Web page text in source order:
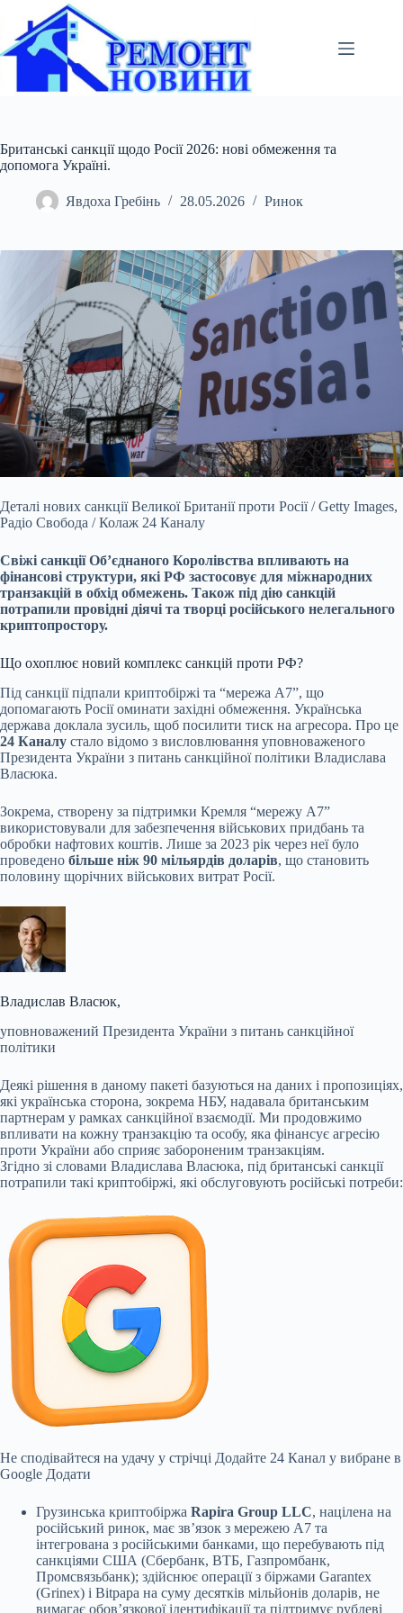
вмісту
Британські санкції щодо Росії 2026: нові обмеження та
допомога Україні.
Явдоха Гребінь 28.05.2026 Ринок
Деталі нових санкції Великої Британії проти Росії / Getty Images,
Радіо Свобода / Колаж 24 Каналу
Свіжі санкції Об’єднаного Королівства впливають на
фінансові структури, які РФ застосовує для міжнародних
транзакцій в обхід обмежень. Також під дію санкцій
потрапили провідні діячі та творці російського нелегального
криптопростору.
Що охоплює новий комплекс санкцій проти РФ?
Під санкції підпали криптобіржі та “мережа А7”, що
допомагають Росії оминати західні обмеження. Українська
держава доклала зусиль, щоб посилити тиск на агресора. Про це
24 Каналу стало відомо з висловлювання уповноваженого
Президента України з питань санкційної політики Владислава
Власюка.
Зокрема, створену за підтримки Кремля “мережу А7”
використовували для забезпечення військових придбань та
обробки нафтових коштів. Лише за 2023 рік через неї було
проведено більше ніж 90 мільярдів доларів, що становить
половину щорічних військових витрат Росії.
Владислав Власюк,
уповноважений Президента України з питань санкційної
політики
Деякі рішення в даному пакеті базуються на даних і пропозиціях,
які українська сторона, зокрема НБУ, надавала британським
партнерам у рамках санкційної взаємодії. Ми продовжимо
впливати на кожну транзакцію та особу, яка фінансує агресію
проти України або сприяє забороненим транзакціям.
Згідно зі словами Владислава Власюка, під британські санкції
потрапили такі криптобіржі, які обслуговують російські потреби:
Не сподівайтеся на удачу у стрічці Додайте 24 Канал у вибране в
Google Додати
Грузинська криптобіржа Rapira Group LLC, націлена на
російський ринок, має зв’язок з мережею A7 та
інтегрована з російськими банками, що перебувають під
санкціями США (Сбербанк, ВТБ, Газпромбанк,
Промсвязьбанк); здійснює операції з біржами Garantex
(Grinex) і Bitpapa на суму десятків мільйонів доларів, не
вимагає обов’язкової ідентифікації та підтримує рублеві